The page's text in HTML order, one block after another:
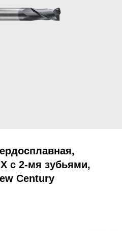
c 2-мя зубьями,
Century